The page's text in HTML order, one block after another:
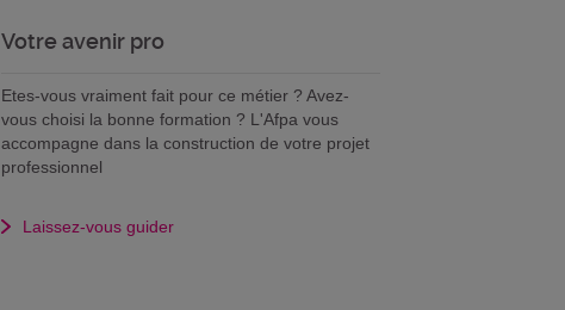
Votre avenir pro
Etes-vous vraiment fait pour ce métier ? Avez-
vous choisi la bonne formation ? L'Afpa vous
accompagne dans la construction de votre projet
professionnel
Laissez-vous guider